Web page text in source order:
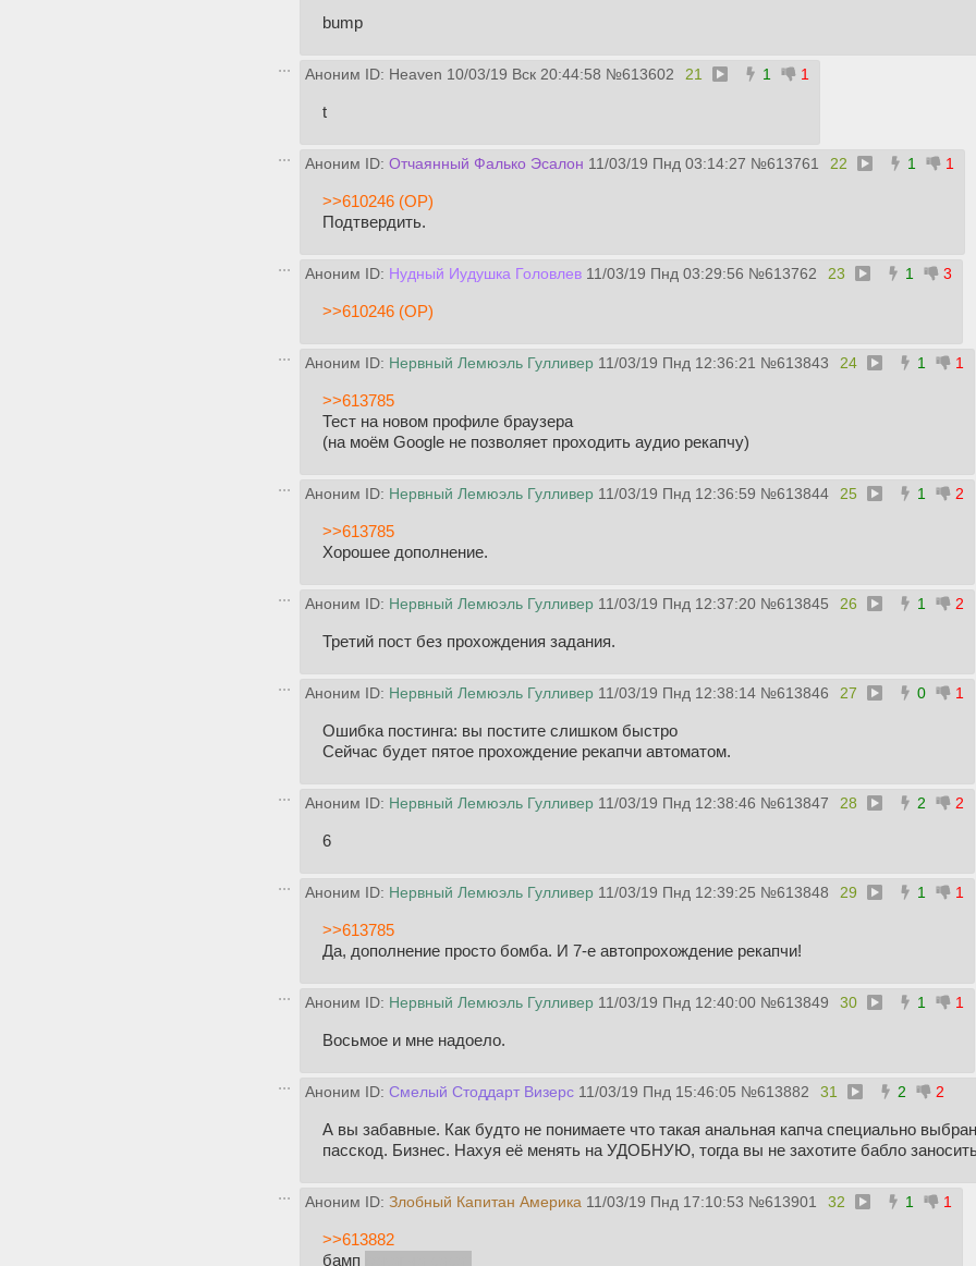
bump
Аноним ID: Heaven 10/03/19 Вск 20:44:58 №613602 21 1 1
t
Аноним ID: Отчаянный Фалько Эсалон 11/03/19 Пнд 03:14:27 №613761 22 1 1
>>610246 (OP)
Подтвердить.
Аноним ID: Нудный Иудушка Головлев 11/03/19 Пнд 03:29:56 №613762 23 1 3
>>610246 (OP)
Аноним ID: Нервный Лемюэль Гулливер 11/03/19 Пнд 12:36:21 №613843 24 1 1
>>613785
Тест на новом профиле браузера
(на моём Google не позволяет проходить аудио рекапчу)
Аноним ID: Нервный Лемюэль Гулливер 11/03/19 Пнд 12:36:59 №613844 25 1 2
>>613785
Хорошее дополнение.
Аноним ID: Нервный Лемюэль Гулливер 11/03/19 Пнд 12:37:20 №613845 26 1 2
Третий пост без прохождения задания.
Аноним ID: Нервный Лемюэль Гулливер 11/03/19 Пнд 12:38:14 №613846 27 0 1
Ошибка постинга: вы постите слишком быстро
Сейчас будет пятое прохождение рекапчи автоматом.
Аноним ID: Нервный Лемюэль Гулливер 11/03/19 Пнд 12:38:46 №613847 28 2 2
6
Аноним ID: Нервный Лемюэль Гулливер 11/03/19 Пнд 12:39:25 №613848 29 1 1
>>613785
Да, дополнение просто бомба. И 7-е автопрохождение рекапчи!
Аноним ID: Нервный Лемюэль Гулливер 11/03/19 Пнд 12:40:00 №613849 30 1 1
Восьмое и мне надоело.
Аноним ID: Смелый Стоддарт Визерс 11/03/19 Пнд 15:46:05 №613882 31 2 2
А вы забавные. Как будто не понимаете что такая анальная капча специально
пасскод. Бизнес. Нахуя её менять на УДОБНУЮ, тогда вы не захотите бабло
Аноним ID: Злобный Капитан Америка 11/03/19 Пнд 17:10:53 №613901 32 1 1
>>613882
бамп